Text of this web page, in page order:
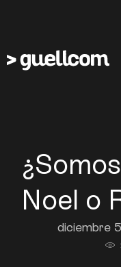
Noel o
diciembre